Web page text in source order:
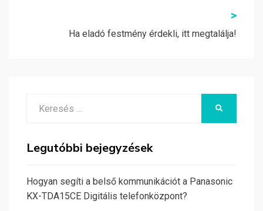
>
Ha eladó festmény érdekli, itt megtalálja!
Legutóbbi bejegyzések
Hogyan segíti a belső kommunikációt a Panasonic
KX-TDA15CE Digitális telefonközpont?